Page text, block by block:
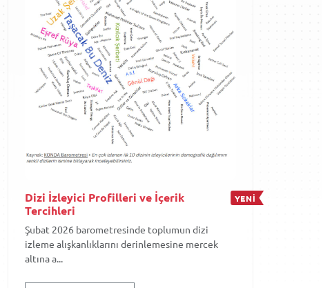
Dizi İzleyici Profilleri ve İçerik
Tercihleri
YENİ
Şubat 2026 barometresinde toplumun dizi
izleme alışkanlıklarını derinlemesine mercek
altına a...